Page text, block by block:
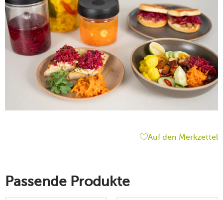
Auf den Merkzettel
Passende Produkte